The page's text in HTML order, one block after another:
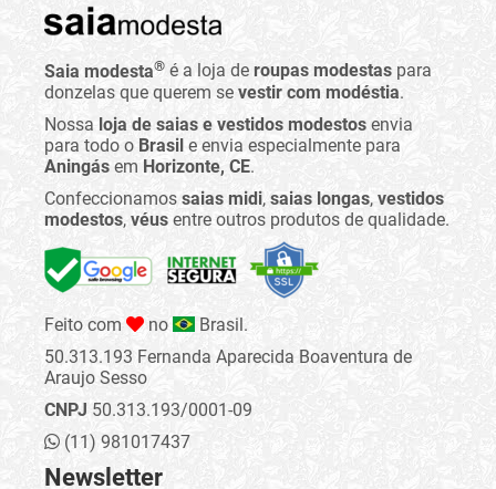
Saia modesta® é a loja de roupas modestas para
donzelas que querem se vestir com modéstia.
Nossa loja de saias e vestidos modestos envia
para todo o Brasil e envia especialmente para
Aningás em Horizonte, CE.
Confeccionamos saias midi, saias longas, vestidos
modestos, véus entre outros produtos de qualidade.
Feito com no
Brasil.
50.313.193 Fernanda Aparecida Boaventura de
Araujo Sesso
CNPJ 50.313.193/0001-09
(11) 981017437
Newsletter